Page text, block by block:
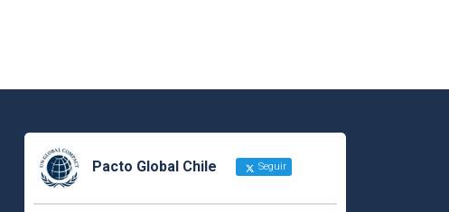
Pacto Global Chile Seguir